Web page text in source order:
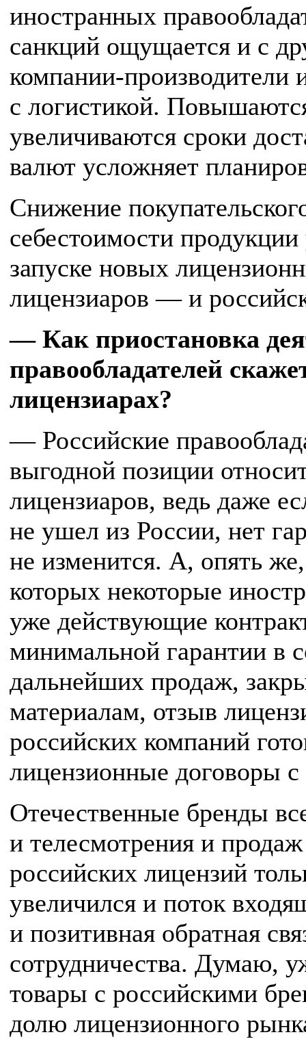
иностранных
санкций ощущается и с
компании-производители
с логистикой.
увеличиваются сроки
валют усложняет
Снижение
себестоимости
запуске новых
лицензиаров — и
— Как приостановка
правообладателей
лицензиарах?
— Российские
выгодной позиции
лицензиаров, ведь даже
не ушел из России, нет
не изменится. А, опять
которых некоторые
уже действующие
минимальной гарантии в
дальнейших продаж,
материалам, отзыв
российских компаний
лицензионные договоры
Отечественные бренды
и телесмотрения и
российских лицензий
увеличился и поток
и позитивная обратная
сотрудничества. Думаю,
товары с российскими
долю лицензионного